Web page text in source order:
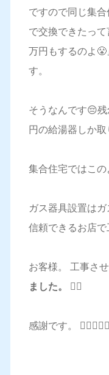
ですので同じ集
で交換できたっ
万円もするのよ
す。
そうなんです😔
円の給湯器しか取
集合住宅ではこ
ガス器具設置は
信頼できるお店で
お客様。 工事さ
ました。 🙇‍♂️
感謝です。